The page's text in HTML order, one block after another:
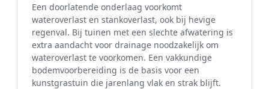
Een doorlatende onderlaag voorkomt
wateroverlast en stankoverlast, ook bij hevige
regenval. Bij tuinen met een slechte afwatering is
extra aandacht voor drainage noodzakelijk om
wateroverlast te voorkomen. Een vakkundige
bodemvoorbereiding is de basis voor een
kunstgrastuin die jarenlang vlak en strak blijft.